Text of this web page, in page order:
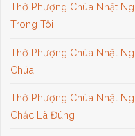
Thờ Phượng Chúa Nhật
Trong Tôi
Thờ Phượng Chúa Nhật
Chúa
Thờ Phượng Chúa Nhật
Chắc Là Đúng